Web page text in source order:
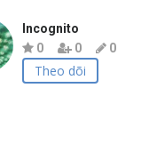
Incognito
0
0 0
Theo dõi